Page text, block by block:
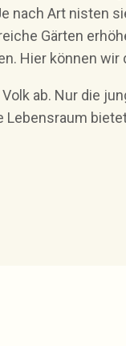
nach Art nisten
Gärten
Hier können wir
ab. Nur die
Lebensraum